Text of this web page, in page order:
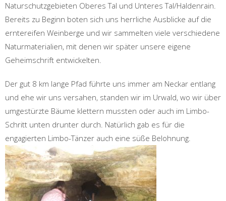
Naturschutzgebieten Oberes Tal und Unteres Tal/Haldenrain.
Bereits zu Beginn boten sich uns herrliche Ausblicke auf die
erntereifen Weinberge und wir sammelten viele verschiedene
Naturmaterialien, mit denen wir später unsere eigene
Geheimschrift entwickelten.
Der gut 8 km lange Pfad führte uns immer am Neckar entlang
und ehe wir uns versahen, standen wir im Urwald, wo wir über
umgestürzte Bäume klettern mussten oder auch im Limbo-
Schritt unten drunter durch. Natürlich gab es für die
engagierten Limbo-Tänzer auch eine süße Belohnung.